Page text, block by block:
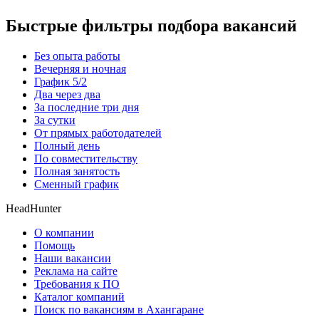
Быстрые фильтры подбора вакансий
Без опыта работы
Вечерняя и ночная
График 5/2
Два через два
За последние три дня
За сутки
От прямых работодателей
Полный день
По совместительству
Полная занятость
Сменный график
HeadHunter
О компании
Помощь
Наши вакансии
Реклама на сайте
Требования к ПО
Каталог компаний
Поиск по вакансиям в Ахангаране